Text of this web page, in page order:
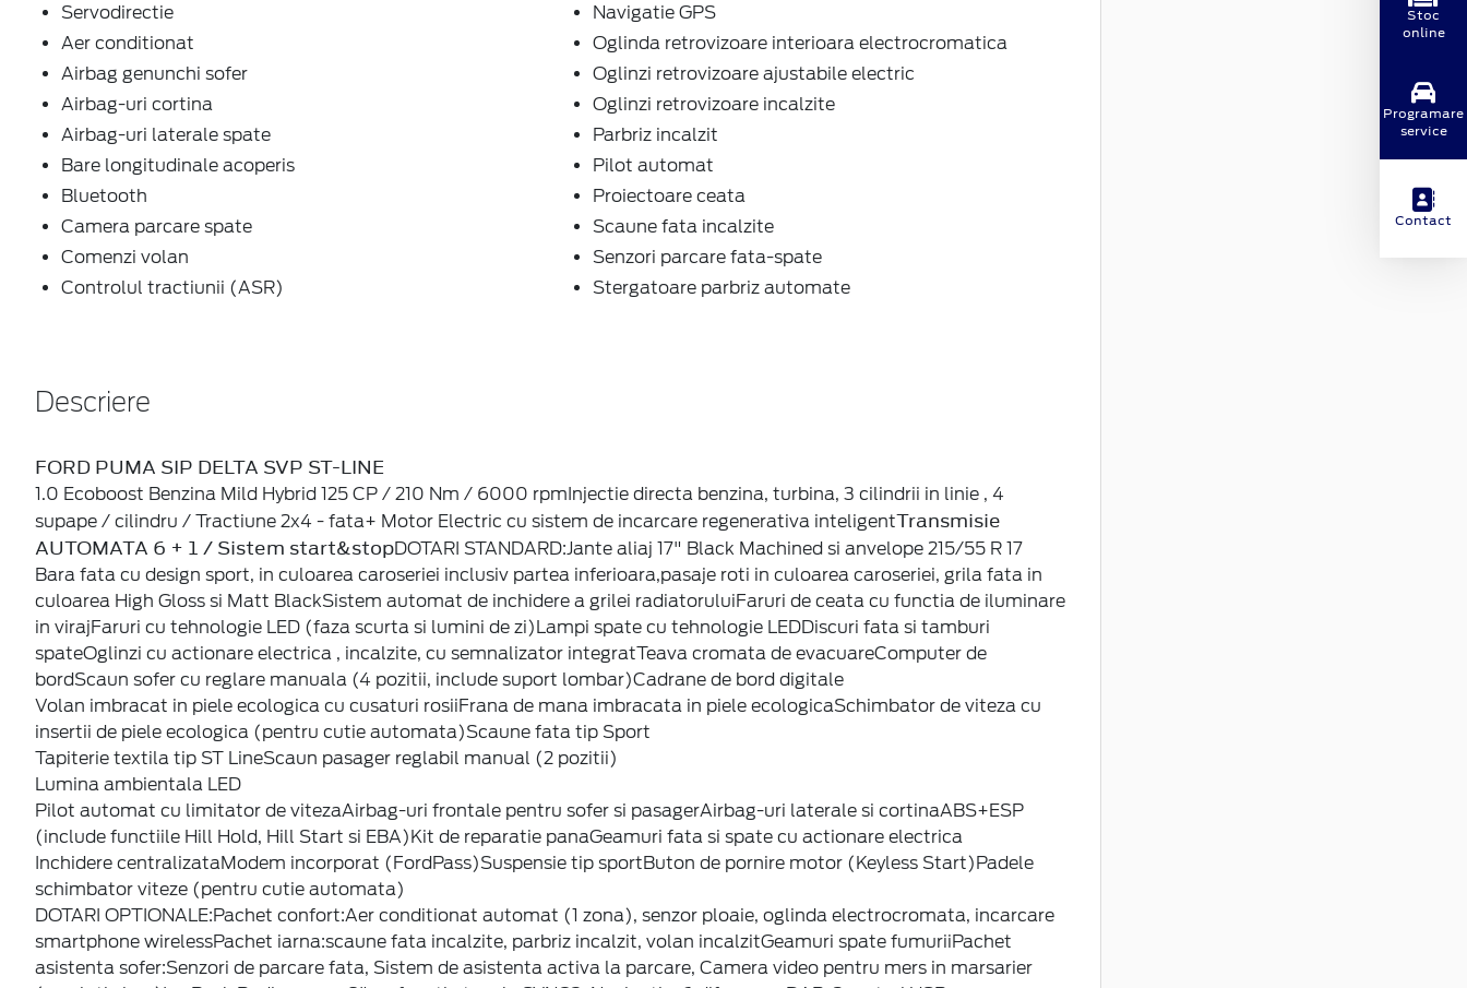
Servodirectie
Aer conditionat
Airbag genunchi sofer
Airbag-uri cortina
Airbag-uri laterale spate
Bare longitudinale acoperis
Bluetooth
Camera parcare spate
Comenzi volan
Controlul tractiunii (ASR)
Navigatie GPS
Oglinda retrovizoare interioara electrocromatica
Oglinzi retrovizoare ajustabile electric
Oglinzi retrovizoare incalzite
Parbriz incalzit
Pilot automat
Proiectoare ceata
Scaune fata incalzite
Senzori parcare fata-spate
Stergatoare parbriz automate
Descriere
FORD PUMA SIP DELTA SVP ST-LINE
1.0 Ecoboost Benzina Mild Hybrid 125 CP / 210 Nm / 6000 rpmInjectie directa benzina, turbina, 3 cilindrii in linie , 4
supape / cilindru / Tractiune 2x4 - fata+ Motor Electric cu sistem de incarcare regenerativa inteligentTransmisie
AUTOMATA 6 + 1 / Sistem start&stopDOTARI STANDARD:Jante aliaj 17" Black Machined si anvelope 215/55 R 17
Bara fata cu design sport, in culoarea caroseriei inclusiv partea inferioara,pasaje roti in culoarea caroseriei, grila fata in
culoarea High Gloss si Matt BlackSistem automat de inchidere a grilei radiatoruluiFaruri de ceata cu functia de iluminare
in virajFaruri cu tehnologie LED (faza scurta si lumini de zi)Lampi spate cu tehnologie LEDDiscuri fata si tamburi
spateOglinzi cu actionare electrica , incalzite, cu semnalizator integratTeava cromata de evacuareComputer de
bordScaun sofer cu reglare manuala (4 pozitii, include suport lombar)Cadrane de bord digitale
Volan imbracat in piele ecologica cu cusaturi rosiiFrana de mana imbracata in piele ecologicaSchimbator de viteza cu
insertii de piele ecologica (pentru cutie automata)Scaune fata tip Sport
Tapiterie textila tip ST LineScaun pasager reglabil manual (2 pozitii)
Lumina ambientala LED
Pilot automat cu limitator de vitezaAirbag-uri frontale pentru sofer si pasagerAirbag-uri laterale si cortinaABS+ESP
(include functiile Hill Hold, Hill Start si EBA)Kit de reparatie panaGeamuri fata si spate cu actionare electrica
Inchidere centralizataModem incorporat (FordPass)Suspensie tip sportButon de pornire motor (Keyless Start)Padele
schimbator viteze (pentru cutie automata)
DOTARI OPTIONALE:Pachet confort:Aer conditionat automat (1 zona), senzor ploaie, oglinda electrocromata, incarcare
smartphone wirelessPachet iarna:scaune fata incalzite, parbriz incalzit, volan incalzitGeamuri spate fumuriiPachet
asistenta sofer:Senzori de parcare fata, Sistem de asistenta activa la parcare, Camera video pentru mers in marsarier
Stoc
online
Programare
service
Contact